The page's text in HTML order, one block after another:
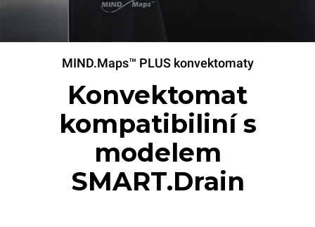
MIND.Maps™ PLUS konvektomaty
Konvektomat
kompatibiliní s
modelem
SMART.Drain